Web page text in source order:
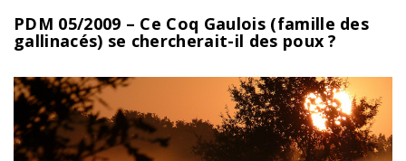
PDM 05/2009 – Ce Coq Gaulois (famille des
gallinacés) se chercherait-il des poux ?